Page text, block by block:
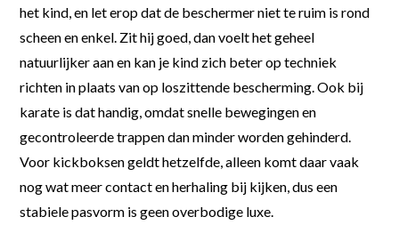
het kind, en let erop dat de beschermer niet te ruim is rond
scheen en enkel. Zit hij goed, dan voelt het geheel
natuurlijker aan en kan je kind zich beter op techniek
richten in plaats van op loszittende bescherming. Ook bij
karate is dat handig, omdat snelle bewegingen en
gecontroleerde trappen dan minder worden gehinderd.
Voor kickboksen geldt hetzelfde, alleen komt daar vaak
nog wat meer contact en herhaling bij kijken, dus een
stabiele pasvorm is geen overbodige luxe.